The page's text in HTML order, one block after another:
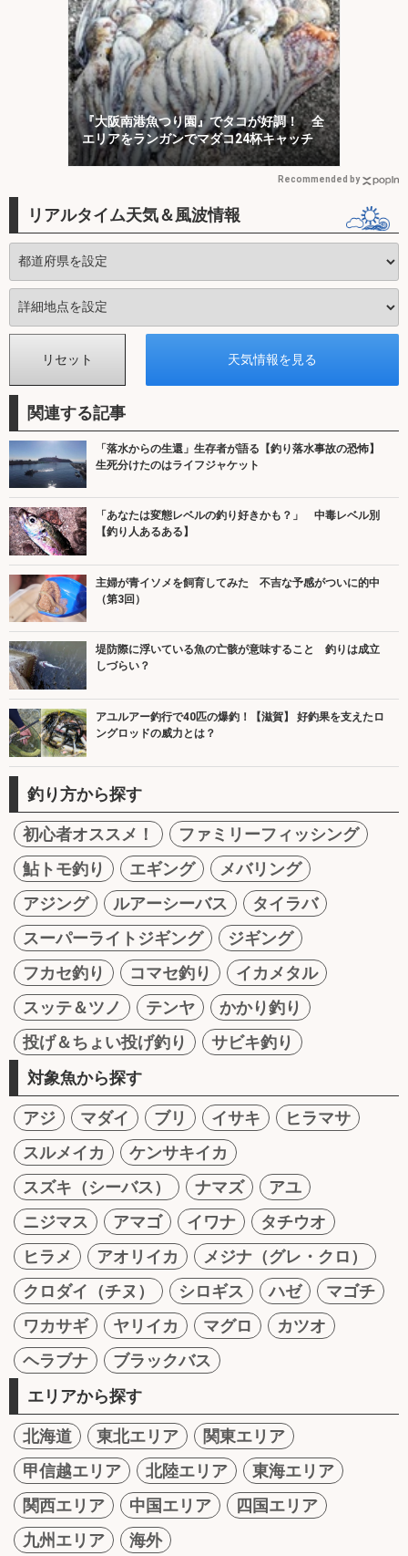
『大阪南港魚つり園』でタコが好調！ 全
エリアをランガンでマダコ24杯キャッチ
Recommended by
リアルタイム天気＆風波情報
関連する記事
「落水からの生還」生存者が語る【釣り落水事故の恐怖】
生死分けたのはライフジャケット
「あなたは変態レベルの釣り好きかも？」 中毒レベル別
【釣り人あるある】
主婦が青イソメを飼育してみた 不吉な予感がついに的中
（第3回）
堤防際に浮いている魚の亡骸が意味すること 釣りは成立
しづらい？
アユルアー釣行で40匹の爆釣！【滋賀】 好釣果を支えたロ
ングロッドの威力とは？
釣り方から探す
初心者オススメ！
ファミリーフィッシング
鮎トモ釣り
エギング
メバリング
アジング
ルアーシーバス
タイラバ
スーパーライトジギング
ジギング
フカセ釣り
コマセ釣り
イカメタル
スッテ＆ツノ
テンヤ
かかり釣り
投げ＆ちょい投げ釣り
サビキ釣り
対象魚から探す
アジ マダイ ブリ イサキ
ヒラマサ
スルメイカ
ケンサキイカ
スズキ（シーバス）
ナマズ
アユ
ニジマス
アマゴ イワナ
タチウオ
ヒラメ
アオリイカ
メジナ（グレ・クロ）
クロダイ（チヌ）
シロギス ハゼ
マゴチ
ワカサギ
ヤリイカ マグロ
カツオ
ヘラブナ
ブラックバス
エリアから探す
北海道 東北エリア
関東エリア
甲信越エリア
北陸エリア
東海エリア
関西エリア
中国エリア
四国エリア
九州エリア
海外